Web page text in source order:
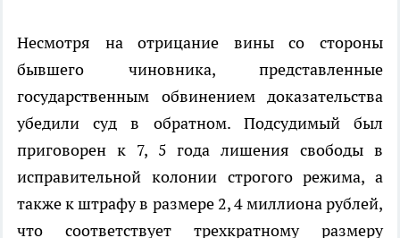
Несмотря на отрицание вины со стороны
бывшего чиновника, представленные
государственным обвинением доказательства
убедили суд в обратном. Подсудимый был
приговорен к 7, 5 года лишения свободы в
исправительной колонии строгого режима, а
также к штрафу в размере 2, 4 миллиона рублей,
что соответствует трехкратному размеру